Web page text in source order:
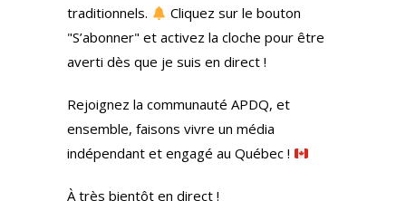
traditionnels.
Cliquez sur le bouton
"S’abonner" et activez la cloche pour être
averti dès que je suis en direct !
Rejoignez la communauté APDQ, et
ensemble, faisons vivre un média
indépendant et engagé au Québec !
À très bientôt en direct !